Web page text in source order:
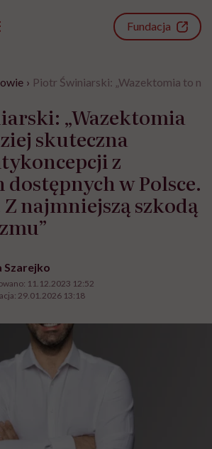
Fundacja
› Piotr Świniarski: „Wazektomia to
„Wazektomia
skuteczna
z
w Polsce.
najmniejszą szkodą
Szarejko
11.12.2023 12:52
29.01.2026 13:18